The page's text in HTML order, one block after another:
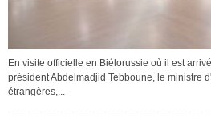
En visite officielle en Biélorussie où il est
président Abdelmadjid Tebboune, le ministre
étrangères,...